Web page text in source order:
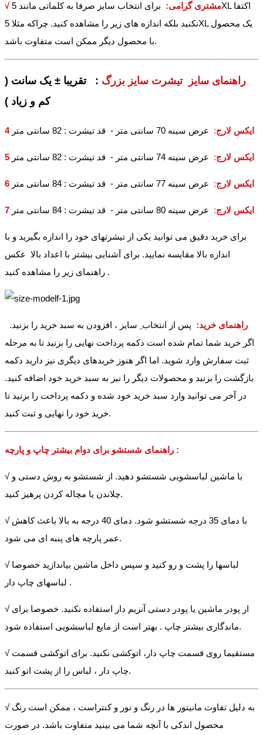
√ مشتری گرامی:
برای انتخاب سایز صرفا به کلماتی مانند 5XL اکتفا
نکنید بلکه اندازه های زیر را مشاهده کنید. چراکه مثلا 5XL یک محصول
با محصول دیگر ممکن است متفاوت باشد.
راهنمای سایز تیشرت سایز بزرگ : تقریبا ± یک سانت (
کم و زیاد )
4 ایکس لارج: عرض سینه 70 سانتی متر - قد تیشرت : 82 سانتی متر
5 ایکس لارج: عرض سینه 74 سانتی متر - قد تیشرت : 82 سانتی متر
6 ایکس لارج: عرض سینه 77 سانتی متر - قد تیشرت : 84 سانتی متر
7 ایکس لارج: عرض سینه 80 سانتی متر - قد تیشرت : 84 سانتی متر
برای خرید دقیق می توانید یکی از تیشرتهای خود را اندازه بگیرید و با
اندازه بالا مقایسه نمایید. برای آشنایی بیشتر با اعداد بالا عکس
راهنمای زیر را مشاهده کنید .
راهنمای خرید: پس از انتخاب ِ سایز ، افزودن به سبد خرید را بزنید.
اگر خرید شما تمام شده است دکمه پرداخت نهایی را بزنید تا به مرحله
ثبت سفارش وارد شوید. اما اگر هنوز خریدهای دیگری نیز دارید دکمه
بازگشت را بزنید و محصولات دیگر را نیز به سبد خرید خود اضافه کنید.
در آخر می توانید وارد سبد خرید خود شده و دکمه پرداخت را بزنید تا
خرید خود را نهایی و ثبت کنید.
راهنمای شستشو برای دوام بیشتر چاپ و پارچه :
√ با ماشین لباسشویی شستشو دهید. از شستشو به روش دستی و
چلاندن یا مچاله کردن پرهیز کنید.
√ با دمای 35 درجه شستشو شود. دمای 40 درجه به بالا باعث کاهش
عمر پارچه های پنبه ای می شود.
√ لباسها را پشت و رو کنید و سپس داخل ماشین بیاندازید خصوصا
لباسهای چاپ دار .
√ از پودر ماشین یا پودر دستی آنزیم دار استفاده نکنید. خصوصا برای
ماندگاری بیشتر چاپ . بهتر است از مایع لباسشویی استفاده شود.
√ مستقیما روی قسمت چاپ دار، اتوکشی نکنید. برای اتوکشی قسمت
چاپ دار ، لباس را از پشت اتو کنید.
√ به دلیل تفاوت مانیتور ها در رنگ و نور و کنتراست ، ممکن است رنگ
محصول اندکی با آنچه شما می بینید متفاوت باشد. در صورت